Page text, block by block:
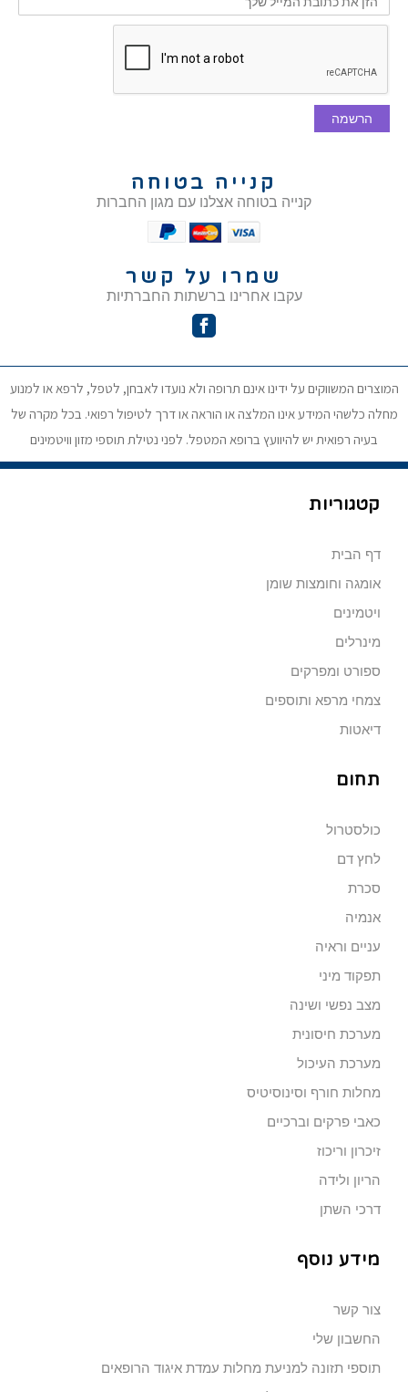
הרשמה
קנייה בטוחה
קנייה בטוחה אצלנו עם מגון החברות
שמרו על קשר
עקבו אחרינו ברשתות החברתיות
המוצרים המשווקים על ידינו אינם תרופה ולא נועדו לאבחן, לטפל, לרפא או למנוע
מחלה כלשהי המידע אינו המלצה או הוראה או דרך לטיפול רפואי. בכל מקרה של
בעיה רפואית יש להיוועץ ברופא המטפל. לפני נטילת תוספי מזון וויטמינים
קטגוריות
דף הבית
אומגה וחומצות שומן
ויטמינים
מינרלים
ספורט ומפרקים
צמחי מרפא ותוספים
דיאטות
תחום
כולסטרול
לחץ דם
סכרת
אנמיה
עניים וראיה
תפקוד מיני
מצב נפשי ושינה
מערכת חיסונית
מערכת העיכול
מחלות חורף וסינוסיטיס
כאבי פרקים וברכיים
זיכרון וריכוז
הריון ולידה
דרכי השתן
מידע נוסף
צור קשר
החשבון שלי
תוספי תזונה למניעת מחלות עמדת איגוד הרופאים